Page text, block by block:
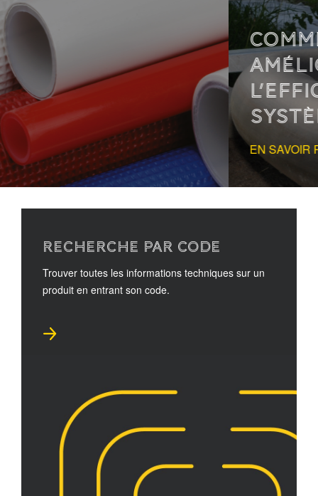
COMMENT L’ISOLATION
AMÉLIORE
L’EFFICACITÉ DES
SYSTÈMES SOLAIRES
EN SAVOIR PLUS
RECHERCHE PAR CODE
Trouver toutes les informations techniques sur un
produit en entrant son code.